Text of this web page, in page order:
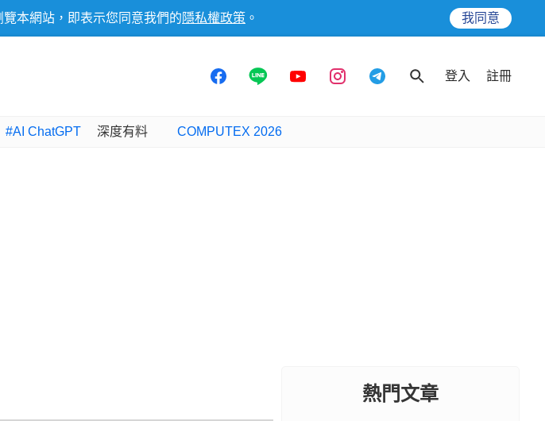
本網站，即表示您同意我們的 隱私權政策 。 我同意
登入 註冊
#AI ChatGPT 深度有料 COMPUTEX 2026
熱門文章